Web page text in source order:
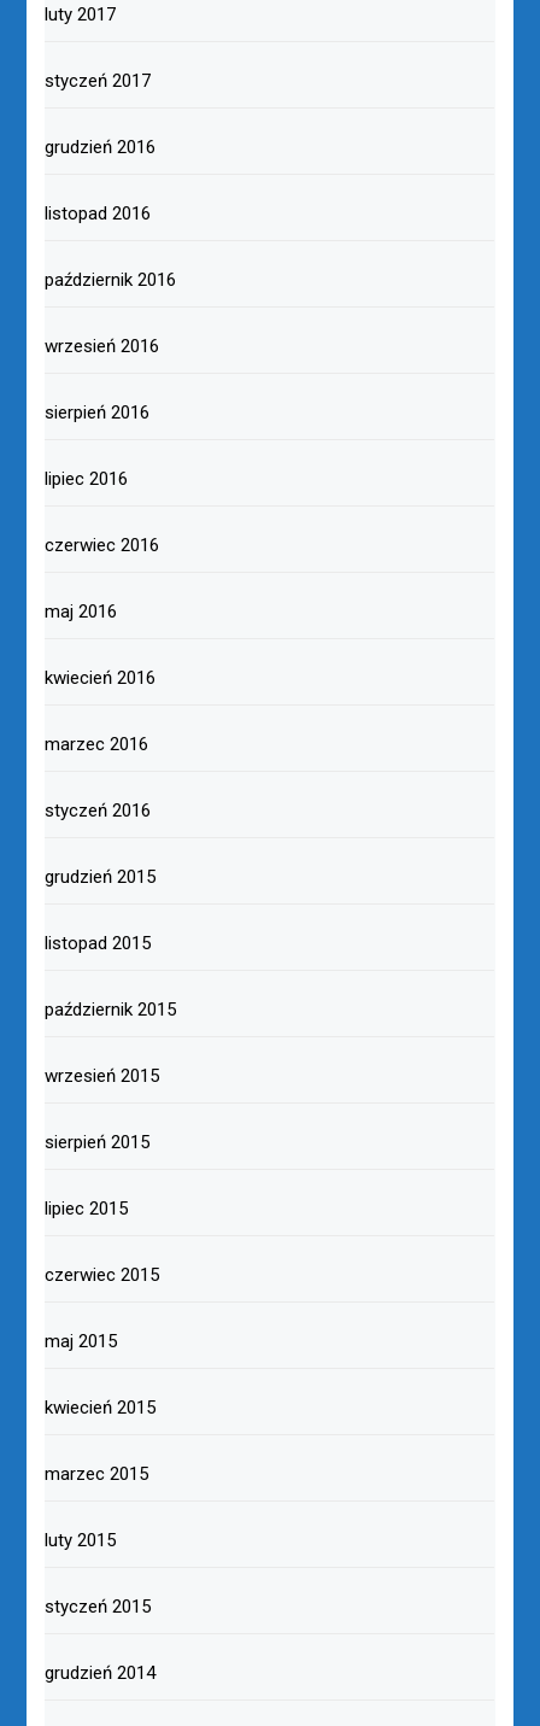
luty 2017
styczeń 2017
grudzień 2016
listopad 2016
październik 2016
wrzesień 2016
sierpień 2016
lipiec 2016
czerwiec 2016
maj 2016
kwiecień 2016
marzec 2016
styczeń 2016
grudzień 2015
listopad 2015
październik 2015
wrzesień 2015
sierpień 2015
lipiec 2015
czerwiec 2015
maj 2015
kwiecień 2015
marzec 2015
luty 2015
styczeń 2015
grudzień 2014